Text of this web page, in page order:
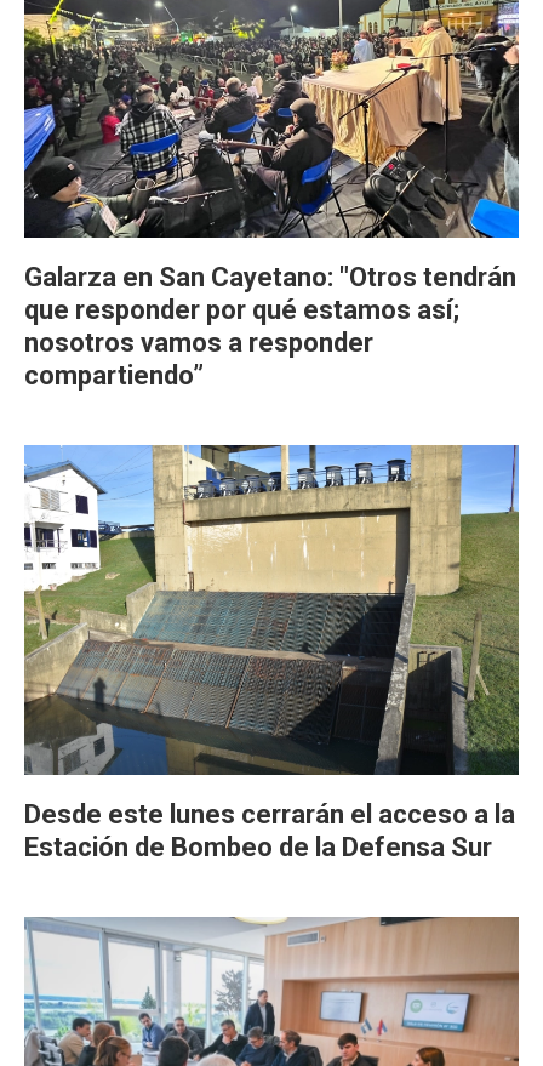
Galarza en San Cayetano: "Otros tendrán
que responder por qué estamos así;
nosotros vamos a responder
compartiendo”
Desde este lunes cerrarán el acceso a la
Estación de Bombeo de la Defensa Sur